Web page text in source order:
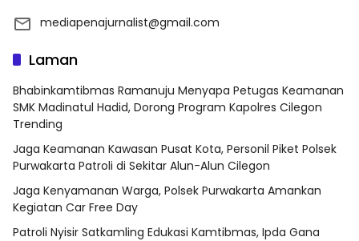
mediapenajurnalist@gmail.com
Laman
Bhabinkamtibmas Ramanuju Menyapa Petugas Keamanan
SMK Madinatul Hadid, Dorong Program Kapolres Cilegon
Trending
Jaga Keamanan Kawasan Pusat Kota, Personil Piket Polsek
Purwakarta Patroli di Sekitar Alun-Alun Cilegon
Jaga Kenyamanan Warga, Polsek Purwakarta Amankan
Kegiatan Car Free Day
Patroli Nyisir Satkamling Edukasi Kamtibmas, Ipda Gana